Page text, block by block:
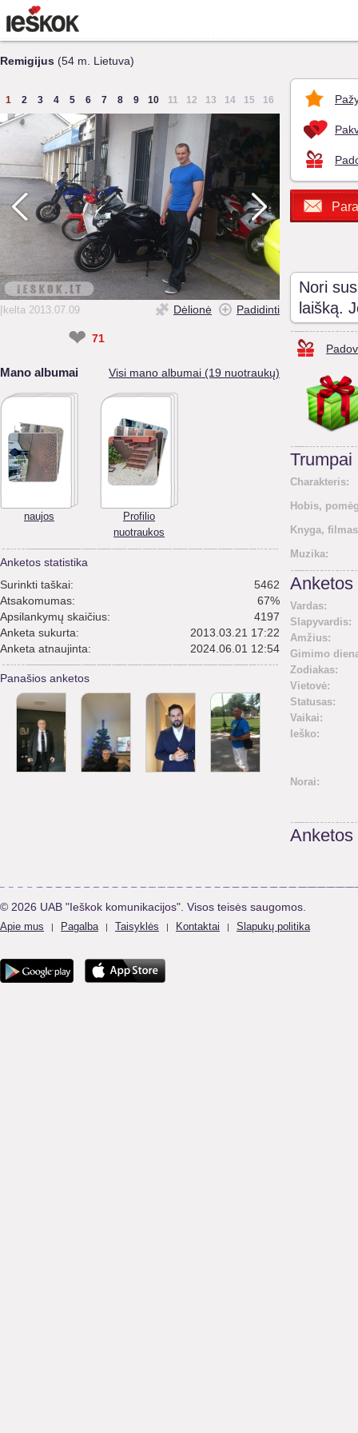
Remigijus (54 m. Lietuva)
1 2 3 4 5 6 7 8 9 10 11 12 13 14 15 16
Įkelta 2013.07.09 Dėlionė Padidinti
❤ 71
Mano albumai Visi mano albumai (19 nuotraukų)
naujos
Profilio
nuotraukos
Anketos statistika
Surinkti taškai:
5462
Atsakomumas:
67%
Apsilankymų skaičius:
4197
Anketa sukurta:
2013.03.21 17:22
Anketa atnaujinta:
2024.06.01 12:54
Panašios anketos
Nori
laišką.
Trumpai
Charakteris:
Hobis,
Knyga,
Muzika:
Anketos
Vardas:
Slapyvardis:
Amžius:
Gimimo
Zodiakas:
Vietovė:
Statusas:
Vaikai:
Ieško:
Norai:
Anketos
© 2026 UAB "Ieškok komunikacijos". Visos teisės saugomos.
Apie mus | Pagalba | Taisyklės | Kontaktai | Slapukų politika